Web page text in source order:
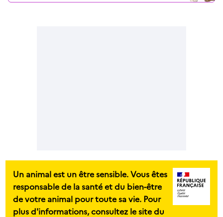
Un animal est un être sensible. Vous êtes
responsable de la santé et du bien-être
de votre animal pour toute sa vie. Pour
plus d'informations, consultez le site du